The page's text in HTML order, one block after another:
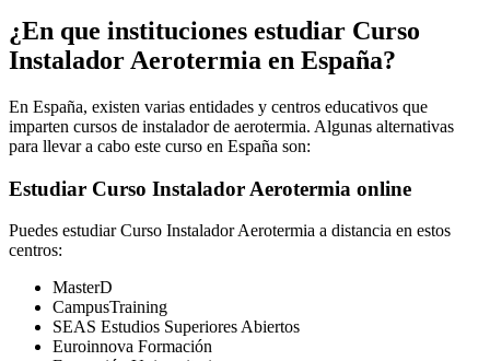
¿En que instituciones estudiar Curso
Instalador Aerotermia en España?
En España, existen varias entidades y centros educativos que
imparten cursos de instalador de aerotermia. Algunas alternativas
para llevar a cabo este curso en España son:
Estudiar Curso Instalador Aerotermia online
Puedes estudiar Curso Instalador Aerotermia a distancia en estos
centros:
MasterD
CampusTraining
SEAS Estudios Superiores Abiertos
Euroinnova Formación